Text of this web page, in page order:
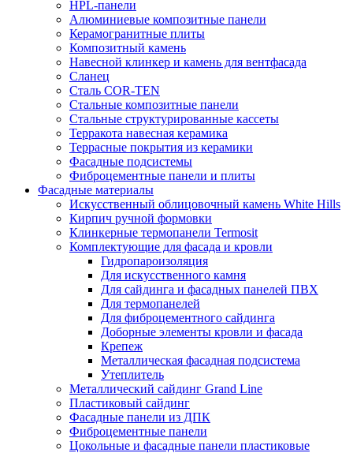
HPL-панели
Алюминиевые композитные панели
Керамогранитные плиты
Композитный камень
Навесной клинкер и камень для вентфасада
Сланец
Сталь COR-TEN
Стальные композитные панели
Стальные структурированные кассеты
Терракота навесная керамика
Террасные покрытия из керамики
Фасадные подсистемы
Фиброцементные панели и плиты
Фасадные материалы
Искусственный облицовочный камень White Hills
Кирпич ручной формовки
Клинкерные термопанели Termosit
Комплектующие для фасада и кровли
Гидропароизоляция
Для искусственного камня
Для сайдинга и фасадных панелей ПВХ
Для термопанелей
Для фиброцементного сайдинга
Доборные элементы кровли и фасада
Крепеж
Металлическая фасадная подсистема
Утеплитель
Металлический сайдинг Grand Line
Пластиковый сайдинг
Фасадные панели из ДПК
Фиброцементные панели
Цокольные и фасадные панели пластиковые